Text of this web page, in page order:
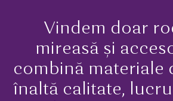
Vindem doar
mireasă și
combină materiale
înaltă calitate,